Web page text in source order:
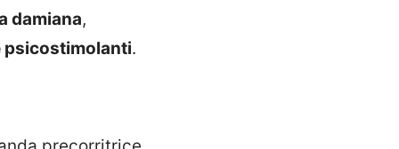
damiana,
psicostimolanti.